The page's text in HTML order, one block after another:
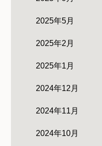
2025年5月
2025年2月
2025年1月
2024年12月
2024年11月
2024年10月